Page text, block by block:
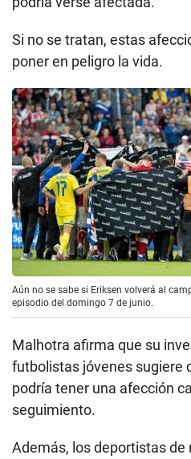
Si no se tratan, estas
poner en peligro la vida.
Aún no se sabe si Eriksen volverá al
episodio del domingo 7 de junio.
Malhotra afirma que su
futbolistas jóvenes sugiere
podría tener una afección
seguimiento.
Además, los deportistas de